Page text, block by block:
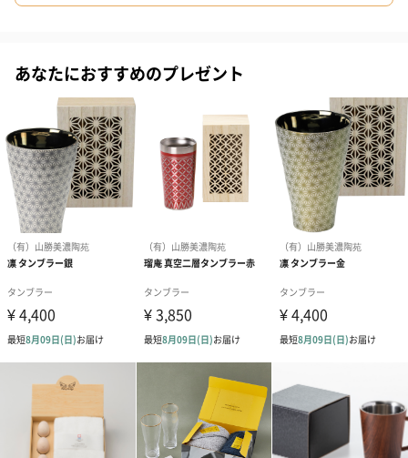
ころから縁起がよいとされ、魔除けや災難除けになるともいわれ
アイスキューブの使用方法
冷凍庫でしっかり冷やしてお使いください。約200mlの液体に2〜
3個で20分〜30分程度の保冷効果があります。
ユニークなタンブラーをお探しの方にもおすすめ
あたたかい飲み物はもちろん、しっかり冷たい飲み物を楽しみた
長続きします。ウロコのような珍しいデザインは、プレゼントに
もぴったりです。性別を問わずお使いいただけるセットは1年を通
して活躍します。
#同僚男性 #男子大学生 #女子大学生 #10代 #20代前半
#80代 #90代
あなたにおすすめのプレゼント